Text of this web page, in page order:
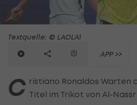
Textquelle: © LAOLA1
APP >>
C ristiano Ronaldos Warten
Titel im Trikot von Al-